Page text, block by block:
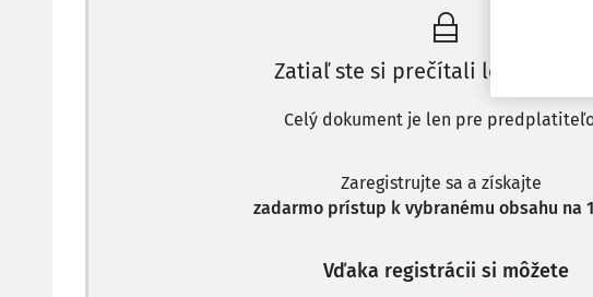
Zatiaľ ste si prečítali len
Celý dokument je len pre
Zaregistrujte sa a získajte
zadarmo prístup k vybranému obsahu na
Vďaka registrácii si môžete